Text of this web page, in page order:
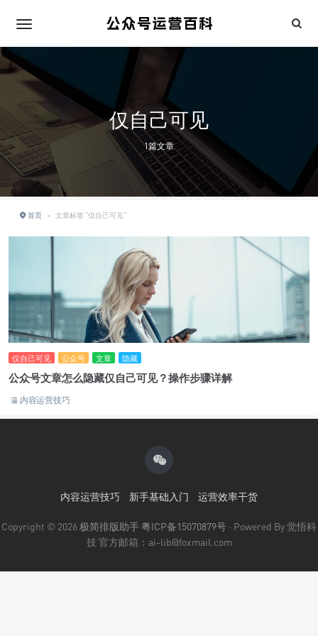
仅自己可见
1篇文章
首页 › 文章标签 "仅自己可见"
仅自己可见 公众号 文章 隐藏
公众号文章怎么隐藏仅自己可见？操作步骤详解
内容运营技巧
内容运营技巧 新手基础入门 运营效率干货
Copyright © 2026极简排版助手粤ICP备15070879号 · Powered By 觉悟科
技 官方邮箱：ai-lib@foxmail.com